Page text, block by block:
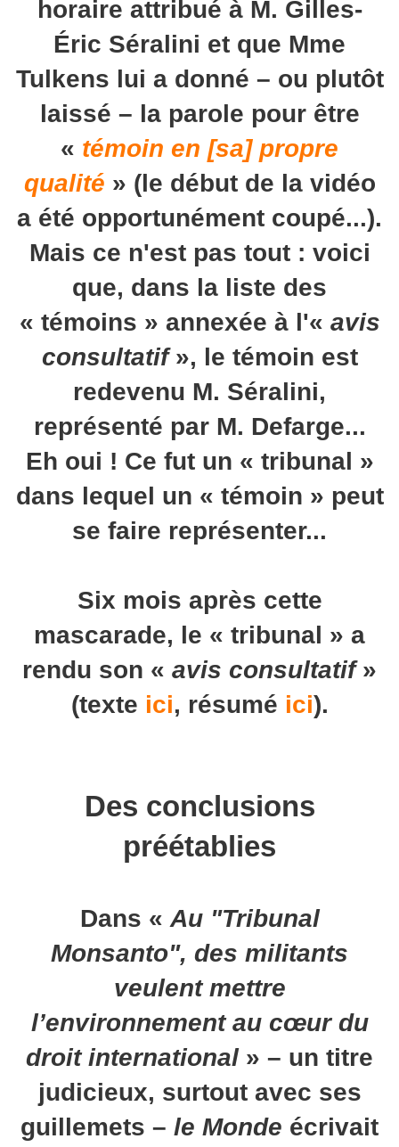
horaire attribué à M. Gilles-
Éric Séralini et que Mme
Tulkens lui a donné – ou plutôt
laissé – la parole pour être
« témoin en [sa] propre
qualité » (le début de la vidéo
a été opportunément coupé...).
Mais ce n'est pas tout : voici
que, dans la liste des
« témoins » annexée à l'« avis
consultatif», le témoin est
redevenu M. Séralini,
représenté par M. Defarge...
Eh oui ! Ce fut un « tribunal »
dans lequel un « témoin » peut
se faire représenter...
Six mois après cette
mascarade, le « tribunal » a
rendu son « avis consultatif»
(texte ici, résumé ici).
Des conclusions
préétablies
Dans «Au "Tribunal
Monsanto", des militants
veulent mettre
l’environnement au cœur du
droit international » – un titre
judicieux, surtout avec ses
guillemets – le Monde écrivait